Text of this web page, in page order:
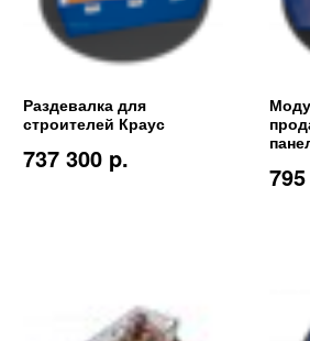
Раздевалка для
строителей Краус
737 300 p.